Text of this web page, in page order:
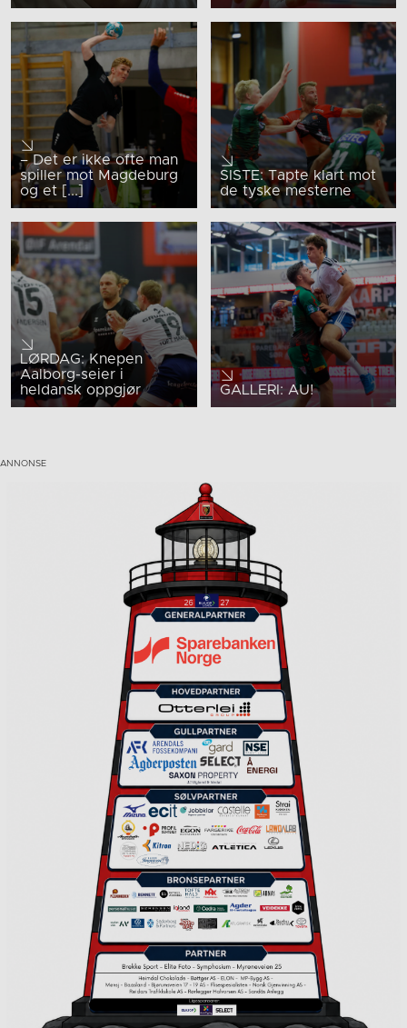
– Det er ikke ofte man
spiller mot Magdeburg
og et [...]
SISTE: Tapte klart mot
de tyske mesterne
LØRDAG: Knepen
Aalborg-seier i
heldansk oppgjør
GALLERI: AU!